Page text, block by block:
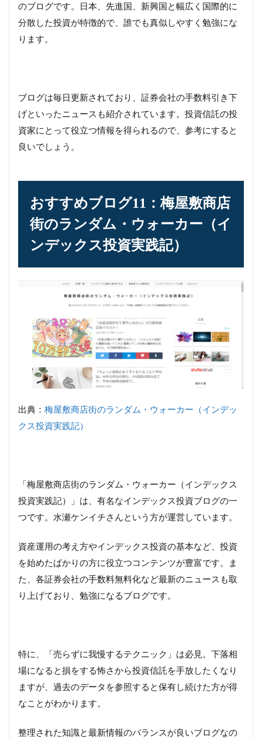
のブログです。日本、先進国、新興国と幅広く国際的に
分散した投資が特徴的で、誰でも真似しやすく勉強にな
ります。
ブログは毎日更新されており、証券会社の手数料引き下
げといったニュースも紹介されています。投資信託の投
資家にとって役立つ情報を得られるので、参考にすると
良いでしょう。
おすすめブログ11：梅屋敷商店
街のランダム・ウォーカー（イ
ンデックス投資実践記）
出典： 梅屋敷商店街のランダム・ウォーカー（インデッ
クス投資実践記）
「梅屋敷商店街のランダム・ウォーカー（インデックス
投資実践記）」は、有名なインデックス投資ブログの一
つです。水瀬ケンイチさんという方が運営しています。
資産運用の考え方やインデックス投資の基本など、投資
を始めたばかりの方に役立つコンテンツが豊富です。ま
た、各証券会社の手数料無料化など最新のニュースも取
り上げており、勉強になるブログです。
特に、「売らずに我慢するテクニック」は必見。下落相
場になると損をする怖さから投資信託を手放したくなり
ますが、過去のデータを参照すると保有し続けた方が得
なことがわかります。
整理された知識と最新情報のバランスが良いブログなの